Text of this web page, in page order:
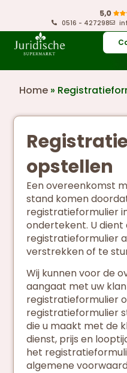
0516 - 427298
Home »
opstellen
Een overeenkomst
stand komen
registratieformulier
ondertekent. U
registratieformulier
verstrekken of te
Wij kunnen voor de
aangaat met uw
registratieformulier
registratieformulier
die u maakt met de
dienst, prijs en
het
algemene